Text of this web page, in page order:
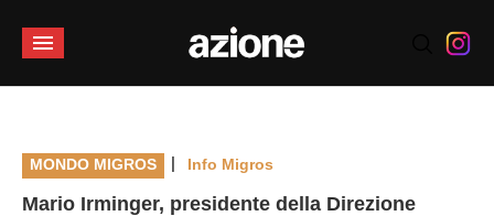
MONDO MIGROS | Info Migros
Mario Irminger, presidente della Direzione